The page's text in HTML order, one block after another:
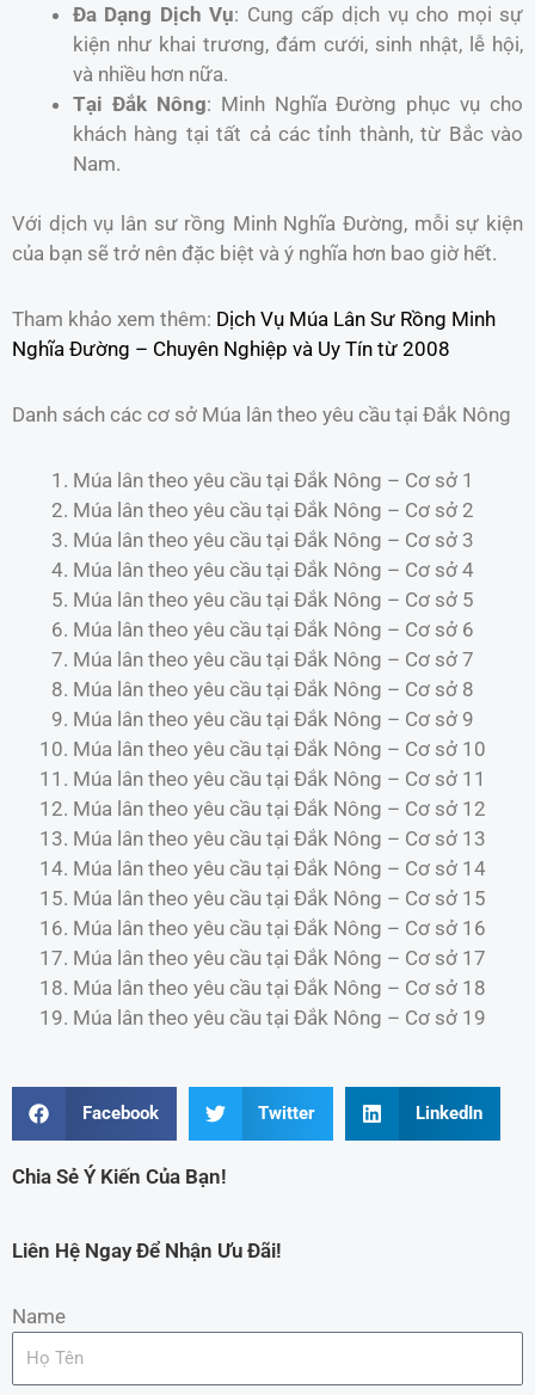
Đa Dạng Dịch Vụ: Cung cấp dịch vụ cho mọi sự
kiện như khai trương, đám cưới, sinh nhật, lễ hội,
và nhiều hơn nữa.
Tại Đắk Nông: Minh Nghĩa Đường phục vụ cho
khách hàng tại tất cả các tỉnh thành, từ Bắc vào
Nam.
Với dịch vụ lân sư rồng Minh Nghĩa Đường, mỗi sự kiện
của bạn sẽ trở nên đặc biệt và ý nghĩa hơn bao giờ hết.
Tham khảo xem thêm: Dịch Vụ Múa Lân Sư Rồng Minh
Nghĩa Đường – Chuyên Nghiệp và Uy Tín từ 2008
Danh sách các cơ sở Múa lân theo yêu cầu tại Đắk Nông
Múa lân theo yêu cầu tại Đắk Nông – Cơ sở 1
Múa lân theo yêu cầu tại Đắk Nông – Cơ sở 2
Múa lân theo yêu cầu tại Đắk Nông – Cơ sở 3
Múa lân theo yêu cầu tại Đắk Nông – Cơ sở 4
Múa lân theo yêu cầu tại Đắk Nông – Cơ sở 5
Múa lân theo yêu cầu tại Đắk Nông – Cơ sở 6
Múa lân theo yêu cầu tại Đắk Nông – Cơ sở 7
Múa lân theo yêu cầu tại Đắk Nông – Cơ sở 8
Múa lân theo yêu cầu tại Đắk Nông – Cơ sở 9
Múa lân theo yêu cầu tại Đắk Nông – Cơ sở 10
Múa lân theo yêu cầu tại Đắk Nông – Cơ sở 11
Múa lân theo yêu cầu tại Đắk Nông – Cơ sở 12
Múa lân theo yêu cầu tại Đắk Nông – Cơ sở 13
Múa lân theo yêu cầu tại Đắk Nông – Cơ sở 14
Múa lân theo yêu cầu tại Đắk Nông – Cơ sở 15
Múa lân theo yêu cầu tại Đắk Nông – Cơ sở 16
Múa lân theo yêu cầu tại Đắk Nông – Cơ sở 17
Múa lân theo yêu cầu tại Đắk Nông – Cơ sở 18
Múa lân theo yêu cầu tại Đắk Nông – Cơ sở 19
Facebook Twitter LinkedIn
Chia Sẻ Ý Kiến Của Bạn!
Liên Hệ Ngay Để Nhận Ưu Đãi!
Name